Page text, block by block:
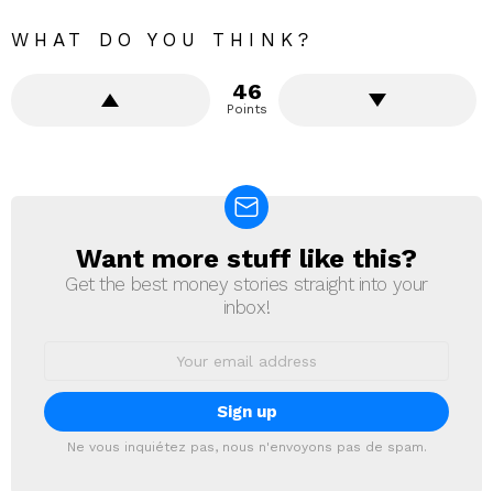
WHAT DO YOU THINK?
46
Points
NEWSLETTER
Want more stuff like this?
Get the best money stories straight into your
inbox!
Ne vous inquiétez pas, nous n'envoyons pas de spam.